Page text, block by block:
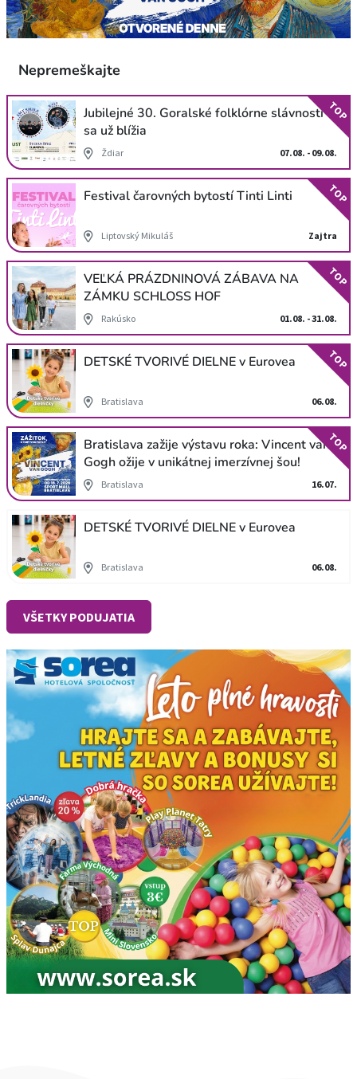
Nepremeškajte
Jubilejné 30. Goralské folklórne slávnosti
sa už blížia
Ždiar 07.08. - 09.08.
TOP
Festival čarovných bytostí Tinti Linti
Liptovský Mikuláš Zajtra
TOP
VEĽKÁ PRÁZDNINOVÁ ZÁBAVA NA
ZÁMKU SCHLOSS HOF
Rakúsko 01.08. - 31.08.
TOP
DETSKÉ TVORIVÉ DIELNE v Eurovea
Bratislava 06.08.
TOP
Bratislava zažije výstavu roka: Vincent van
Gogh ožije v unikátnej imerzívnej šou!
Bratislava 16.07.
TOP
DETSKÉ TVORIVÉ DIELNE v Eurovea
Bratislava 06.08.
VŠETKY PODUJATIA